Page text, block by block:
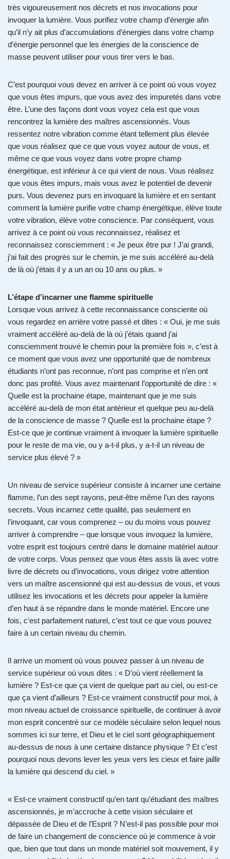
très vigoureusement nos décrets et nos invocations pour
invoquer la lumière. Vous purifiez votre champ d’énergie afin
qu’il n’y ait plus d’accumulations d’énergies dans votre champ
d’énergie personnel que les énergies de la conscience de
masse peuvent utiliser pour vous tirer vers le bas.
C’est pourquoi vous devez en arriver à ce point où vous voyez
que vous êtes impurs, que vous avez des impuretés dans votre
être. L’une des façons dont vous voyez cela est que vous
rencontrez la lumière des maîtres ascensionnés. Vous
ressentez notre vibration comme étant tellement plus élevée
que vous réalisez que ce que vous voyez autour de vous, et
même ce que vous voyez dans votre propre champ
énergétique, est inférieur à ce qui vient de nous. Vous réalisez
que vous êtes impurs, mais vous avez le potentiel de devenir
purs. Vous devenez purs en invoquant la lumière et en sentant
comment la lumière purifie votre champ énergétique, élève toute
votre vibration, élève votre conscience. Par conséquent, vous
arrivez à ce point où vous reconnaissez, réalisez et
reconnaissez consciemment : « Je peux être pur ! J’ai grandi,
j’ai fait des progrès sur le chemin, je me suis accéléré au-delà
de là où j’étais il y a un an ou 10 ans ou plus. »
L’étape d’incarner une flamme spirituelle
Lorsque vous arrivez à cette reconnaissance consciente où
vous regardez en arrière votre passé et dites : « Oui, je me suis
vraiment accéléré au-delà de là où j’étais quand j’ai
consciemment trouvé le chemin pour la première fois », c’est à
ce moment que vous avez une opportunité que de nombreux
étudiants n’ont pas reconnue, n’ont pas comprise et n’en ont
donc pas profité. Vous avez maintenant l’opportunité de dire : «
Quelle est la prochaine étape, maintenant que je me suis
accéléré au-delà de mon état antérieur et quelque peu au-delà
de la conscience de masse ? Quelle est la prochaine étape ?
Est-ce que je continue vraiment à invoquer la lumière spirituelle
pour le reste de ma vie, ou y a-t-il plus, y a-t-il un niveau de
service plus élevé ? »
Un niveau de service supérieur consiste à incarner une certaine
flamme, l’un des sept rayons, peut-être même l’un des rayons
secrets. Vous incarnez cette qualité, pas seulement en
l’invoquant, car vous comprenez – ou du moins vous pouvez
arriver à comprendre – que lorsque vous invoquez la lumière,
votre esprit est toujours centré dans le domaine matériel autour
de votre corps. Vous pensez que vous êtes assis là avec votre
livre de décrets ou d’invocations, vous dirigez votre attention
vers un maître ascensionné qui est au-dessus de vous, et vous
utilisez les invocations et les décrets pour appeler la lumière
d’en haut à se répandre dans le monde matériel. Encore une
fois, c’est parfaitement naturel, c’est tout ce que vous pouvez
faire à un certain niveau du chemin.
Il arrive un moment où vous pouvez passer à un niveau de
service supérieur où vous dites : « D’où vient réellement la
lumière ? Est-ce que ça vient de quelque part au ciel, ou est-ce
que ça vient d’ailleurs ? Est-ce vraiment constructif pour moi, à
mon niveau actuel de croissance spirituelle, de continuer à avoir
mon esprit concentré sur ce modèle séculaire selon lequel nous
sommes ici sur terre, et Dieu et le ciel sont géographiquement
au-dessus de nous à une certaine distance physique ? Et c’est
pourquoi nous devons lever les yeux vers les cieux et faire jaillir
la lumière qui descend du ciel. »
« Est-ce vraiment constructif qu’en tant qu’étudiant des maîtres
ascensionnés, je m’accroche à cette vision séculaire et
dépassée de Dieu et de l’Esprit ? N’est-il pas possible pour moi
de faire un changement de conscience où je commence à voir
que, bien que tout dans un monde matériel soit mouvement, il y